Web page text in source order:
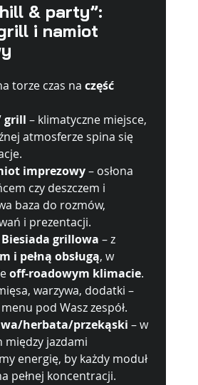
& party”:
i namiot
torze czas na część
grill – klimatyczne miejsce,
atmosferze spina się
imprezowy – osłona
czy deszczem i
baza do rozmów,
i prezentacji.
grillowa – z
i pełną obsługą, w
off-roadowym klimacie.
warzywa, dodatki –
pod Wasz zespół.
herbata/przekąski – w
między jazdami
energię, by każdy moduł
pełnej koncentracji.